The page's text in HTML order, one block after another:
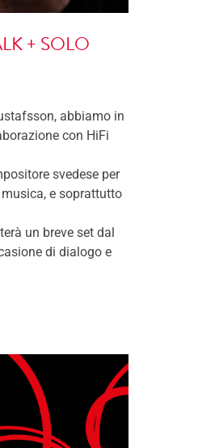
+ SOLO
abbiamo in
con HiFi
svedese per
e soprattutto
un breve set dal
di dialogo e